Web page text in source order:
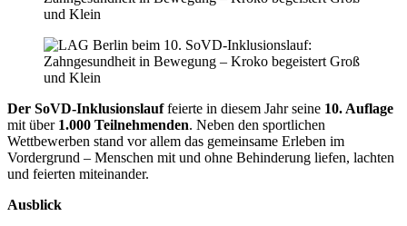
Der SoVD-Inklusionslauffeierte in diesem Jahr seine 10. Auflage
mit über 1.000 Teilnehmenden. Neben den sportlichen
Wettbewerben stand vor allem das gemeinsame Erleben im
Vordergrund – Menschen mit und ohne Behinderung liefen, lachten
und feierten miteinander.
Ausblick